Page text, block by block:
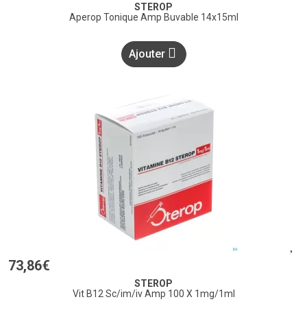
STEROP
Aperop Tonique Amp Buvable 14x15ml
Ajouter
73,86€
STEROP
Vit B12 Sc/im/iv Amp 100 X 1mg/1ml